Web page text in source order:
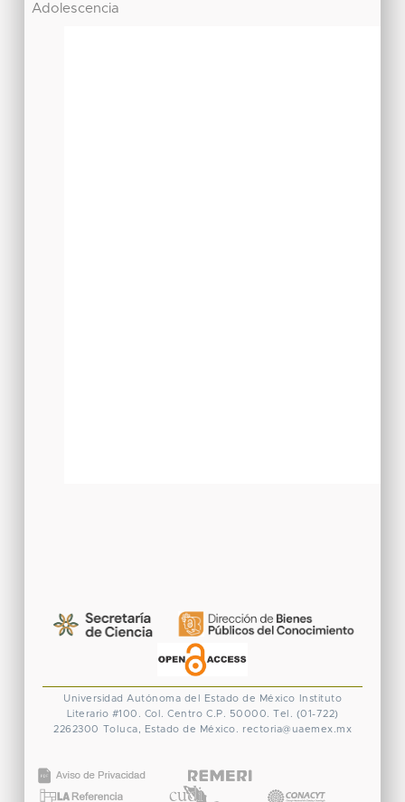
Adolescencia
Universidad Autónoma del Estado de México
Instituto
Literario #100. Col. Centro C.P. 50000. Tel. (01-722)
2262300 Toluca, Estado de México. rectoria@uaemex.mx